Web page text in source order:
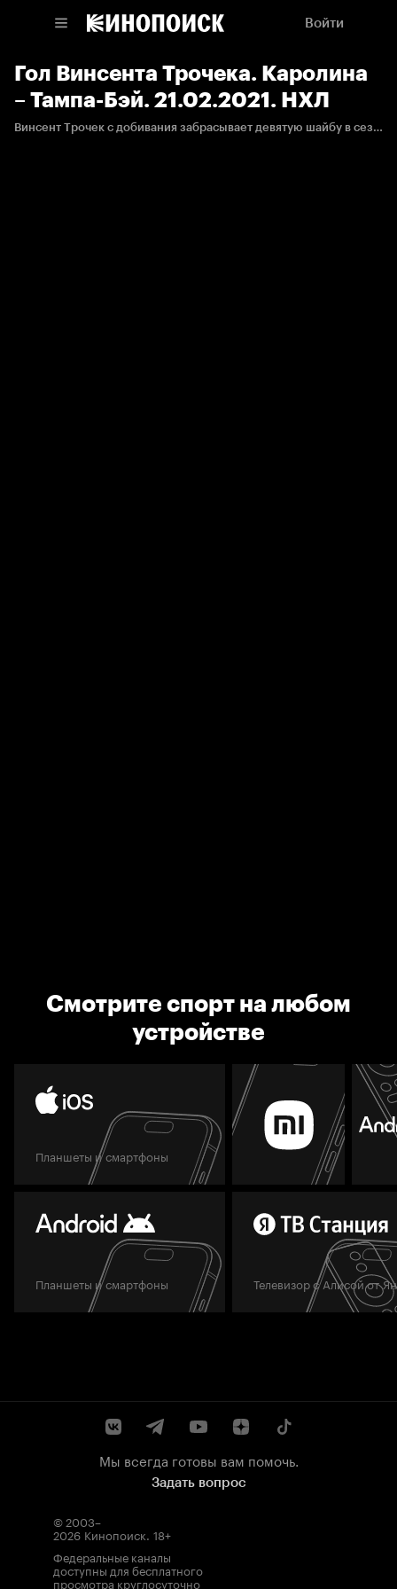
Войти
Гол Винсента Трочека. Каролина
– Тампа-Бэй. 21.02.2021. НХЛ
Винсент Трочек с добивания забрасывает девятую шайбу в сезоне, открывая счет в матче
Смотрите спорт на любом
устройстве
Планшеты и смартфоны
Планшеты и смартфоны Телевизор с Алисой от
Мы всегда готовы вам помочь.
Задать вопрос
© 2003–
2026 Кинопоиск. 18+
Федеральные каналы
доступны для бесплатного
просмотра круглосуточно